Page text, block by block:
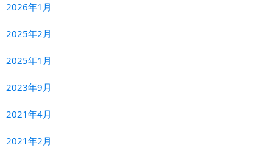
2026年1月
2025年2月
2025年1月
2023年9月
2021年4月
2021年2月